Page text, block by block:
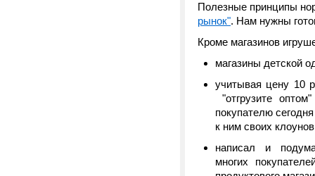
Полезные принципы
рынок". Нам нужны
Кроме магазинов
магазины детской
учитывая цену 10
"отгрузите
покупателю
к ним своих
написал и
многих